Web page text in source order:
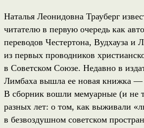
Наталья Леонидовна Трауберг
читателю в первую очередь как
переводов Честертона, Вудхауза и
из первых проводников
в Советском Союзе. Недавно в
Лимбаха вышла ее новая книжка —
В сборник вошли мемуарные (и не
разных лет: о том, как выживали
в безвоздушном советском